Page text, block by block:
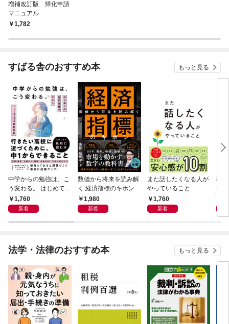
増補改訂版 帰化申請
マニュアル
1,782
すばる舎のおすすめ本 もっと見る
中学からの勉強は、こ
う変わる。 はじめての
自学自習のキホン
1,760
新着
数値から将来を読み解
く 経済指標のキホン
1,980
新着
また話したくなる人が
やっていること
1,760
新着
83
事
法学・法律のおすすめ本 もっと見る